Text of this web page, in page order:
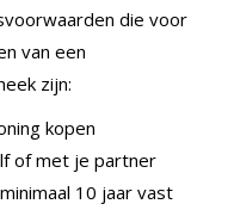
die voor
van een
zijn:
kopen
of met je partner
10 jaar vast